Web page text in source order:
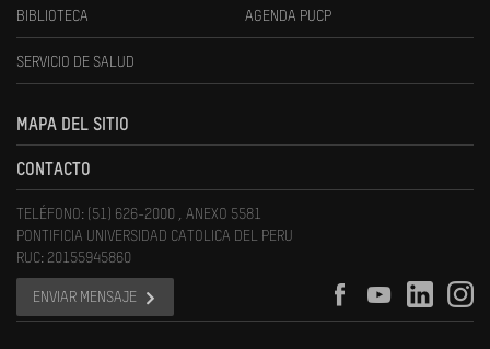
BIBLIOTECA AGENDA PUCP
SERVICIO DE SALUD
MAPA DEL SITIO
CONTACTO
TELÉFONO: (51) 626-2000 , ANEXO 5581
PONTIFICIA UNIVERSIDAD CATOLICA DEL PERU
RUC: 20155945860
ENVIAR MENSAJE